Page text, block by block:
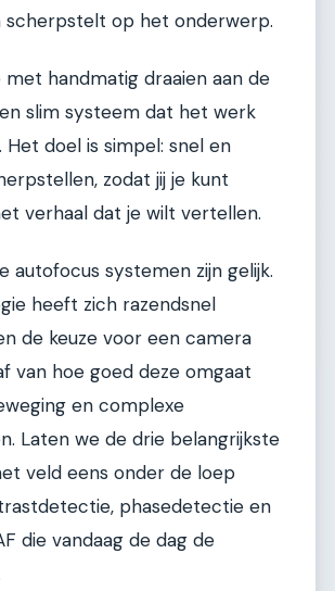
scherpstelt op het onderwerp.
met handmatig draaien aan de
slim systeem dat het werk
doel is simpel: snel en
zodat jij je kunt
verhaal dat je wilt vertellen.
autofocus systemen zijn gelijk.
heeft zich razendsnel
de keuze voor een camera
van hoe goed deze omgaat
en complexe
Laten we de drie belangrijkste
veld eens onder de loep
phasedetectie en
die vandaag de dag de